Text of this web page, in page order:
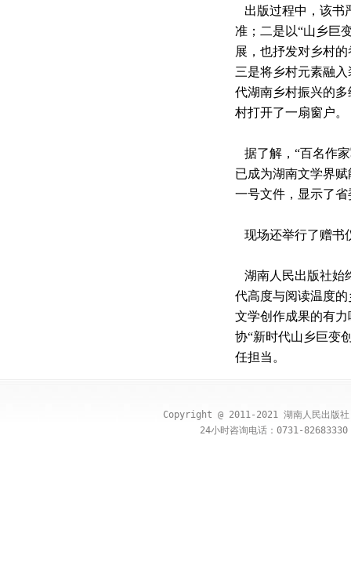
出版过程中，该书
准；二是以“山乡巨
展，也抒发对乡村
三是将乡村元素融
代湖南乡村振兴的
村打开了一扇窗户。
据了解，“百名作
已成为湖南文学界
一号文件，显示了
现场还举行了赠书
湖南人民出版社始
代高度与阅读温度
文学创作成果的有
协“新时代山乡巨变
任担当。
Copyright @ 2011-2021 湖南人民出版
24小时咨询电话：0731-